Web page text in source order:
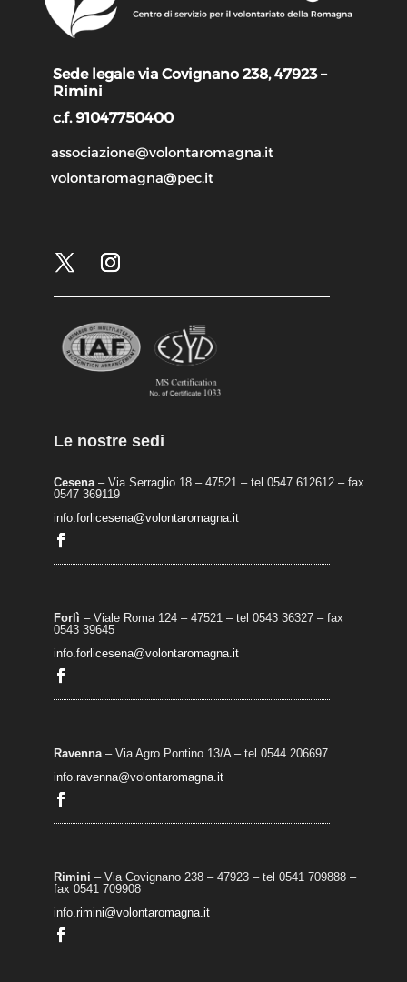
Sede legale via Covignano 238, 47923 –
Rimini
c.f. 91047750400
associazione@volontaromagna.it
volontaromagna@pec.it
Le nostre sedi
Cesena– Via Serraglio 18 – 47521 – tel 0547 612612 – fax
0547 369119
info.forlicesena@volontaromagna.it
Forlì – Viale Roma 124 – 47521 – tel 0543 36327 – fax
0543 39645
info.forlicesena@volontaromagna.it
Ravenna– Via Agro Pontino 13/A– tel 0544 206697
info.ravenna@volontaromagna.it
Rimini – Via Covignano 238 – 47923 – tel 0541 709888 –
fax 0541 709908
info.rimini@volontaromagna.it